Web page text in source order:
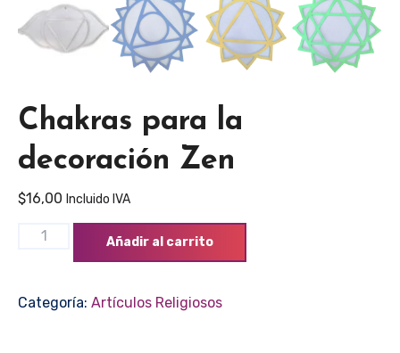
Chakras para la
decoración Zen
$16,00 Incluido IVA
Chakras
decoración
Añadir al carrito
Categoría: Artículos Religiosos